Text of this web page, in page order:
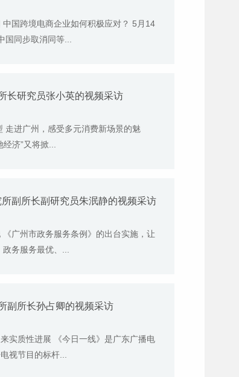
中国跨境电商企业如何积极应对？ 5月14
同步取消同等...
长研究员张小英的视频采访
走进广州，感受多元消费新场景的魅
济”又将掀...
副所长副研究员朱泯静的视频采访
广州市政务服务条例》的出台实施，让
务服务最优、...
副所长孙占卿的视频采访
实质性进展 《今日一线》是广东广播电
视节目的标杆...